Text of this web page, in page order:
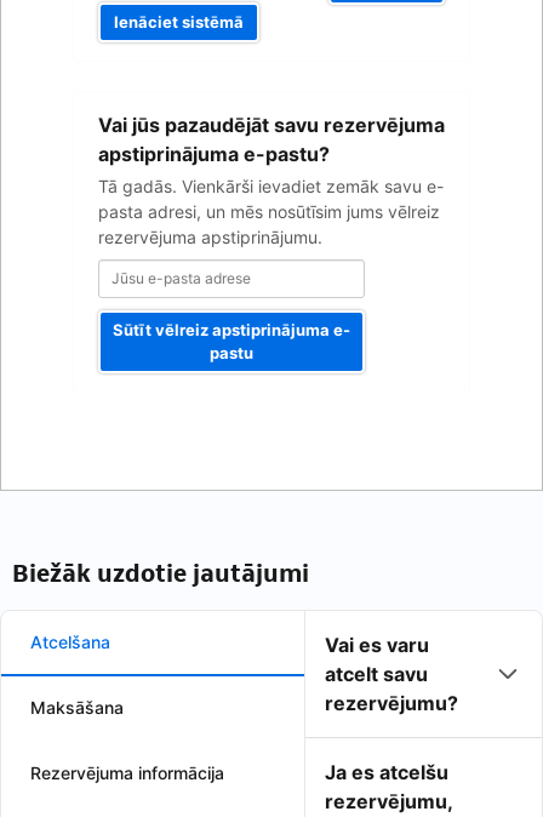
Ienāciet sistēmā
Vai jūs pazaudējāt savu rezervējuma
apstiprinājuma e-pastu?
Tā gadās. Vienkārši ievadiet zemāk savu e-
pasta adresi, un mēs nosūtīsim jums vēlreiz
rezervējuma apstiprinājumu.
pasta
adrese
Sūtīt vēlreiz apstiprinājuma e-
pastu
Biežāk uzdotie jautājumi
Atcelšana
Maksāšana
Rezervējuma informācija
Vai es varu
atcelt savu
rezervējumu?
Ja es atcelšu
rezervējumu,